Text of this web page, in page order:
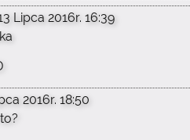
Lipca 2016r. 16:39
2016r. 18:50